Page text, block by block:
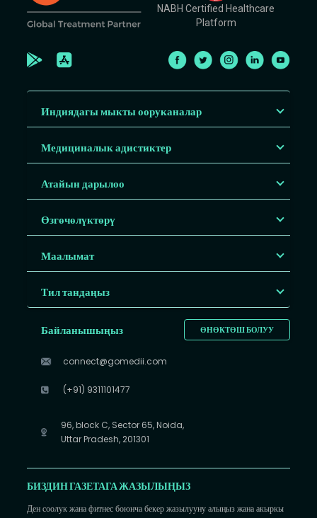
NABH Certified Healthcare
Platform
Индиядагы мыкты ооруканалар
Медициналык адистиктер
Атайын дарылоо
Өзгөчөлүктөрү
Маалымат
Тил тандаңыз
ӨНӨКТӨШ БОЛУУ
Байланышыңыз
connect@gomedii.com
(+91) 9311101477
96, block C, Sector 65, Noida,
Uttar Pradesh, 201301
БИЗДИН ГАЗЕТАГА ЖАЗЫЛЫҢЫЗ
Ден соолук жана фитнес боюнча бекер жазылууну алыңыз жана акыркы